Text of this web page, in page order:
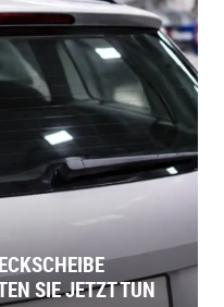
SIE JETZT TUN